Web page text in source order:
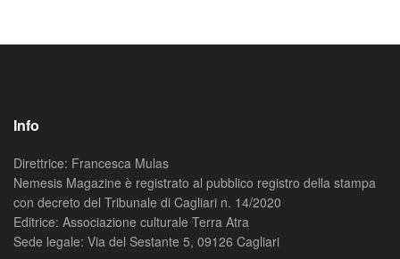
Info
Direttrice: Francesca Mulas
Nemesis Magazine è registrato al pubblico registro della stampa
con decreto del Tribunale di Cagliari n. 14/2020
Editrice: Associazione culturale Terra Atra
Sede legale: Via del Sestante 5, 09126 Cagliari